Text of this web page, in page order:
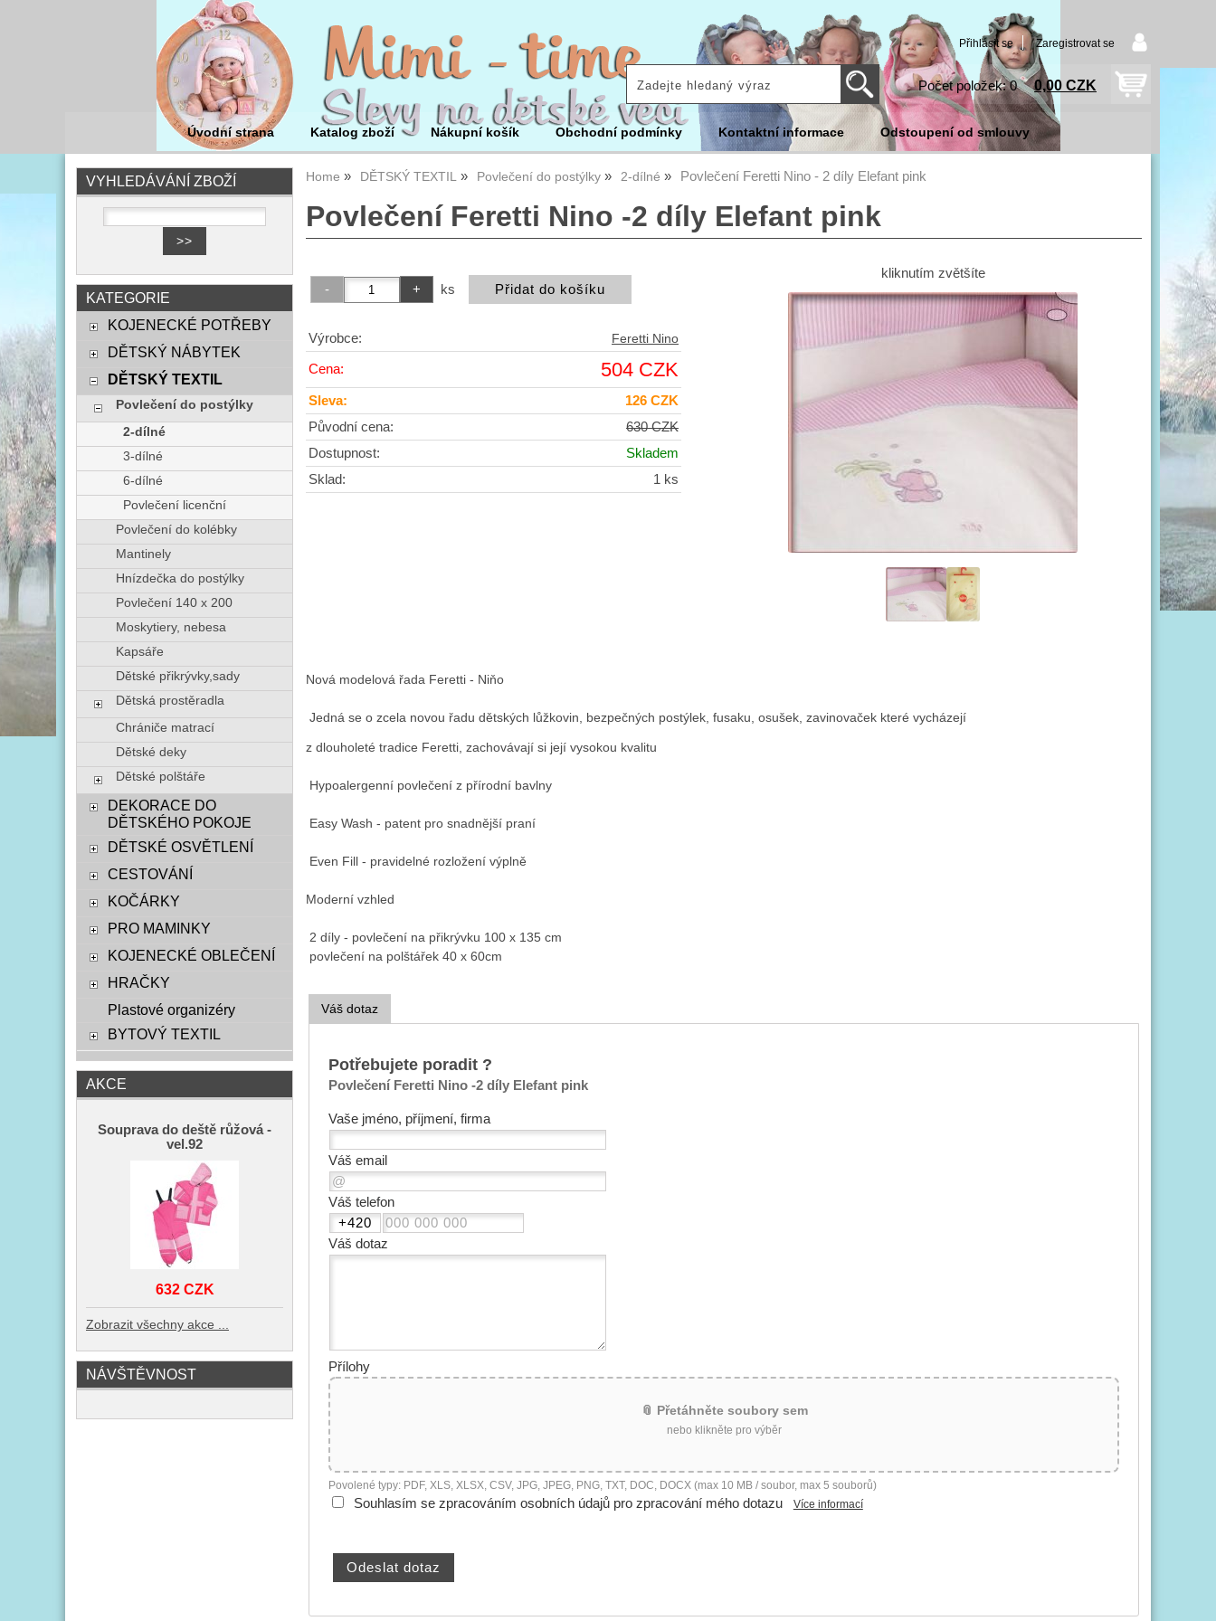
Přihlásit se Zaregistrovat se
Počet položek: 0 0,00 CZK
Úvodní strana Katalog zboží Nákupní košík Obchodní podmínky Kontaktní informace Odstoupení od smlouvy
Home DĚTSKÝ TEXTIL Povlečení do postýlky 2-dílné Povlečení Feretti Nino - 2 díly Elefant pink
Povlečení Feretti Nino -2 díly Elefant pink
kliknutím zvětšíte
ks
Výrobce: Feretti Nino
Cena: 504 CZK
Sleva:
126 CZK
Původní cena:
630 CZK
Dostupnost:
Skladem
Sklad:
1 ks
Nová modelová řada Feretti - Niňo
Jedná se o zcela novou řadu dětských lůžkovin, bezpečných postýlek, fusaku, osušek, zavinovaček které vycházejí
z dlouholeté tradice Feretti, zachovávají si její vysokou kvalitu
Hypoalergenní povlečení z přírodní bavlny
Easy Wash - patent pro snadnější praní
Even Fill - pravidelné rozložení výplně
Moderní vzhled
2 díly - povlečení na přikrývku 100 x 135 cm
Váš dotaz
Potřebujete poradit ?
Povlečení Feretti Nino -2 díly Elefant pink
Vaše jméno, příjmení, firma
Váš email
Váš telefon
Váš dotaz
Přílohy
📎 Přetáhněte soubory sem
nebo klikněte pro výběr
Povolené typy: PDF, XLS, XLSX, CSV, JPG, JPEG, PNG, TXT, DOC, DOCX (max 10 MB / soubor, max 5 souborů)
Souhlasím se zpracováním osobních údajů pro zpracování mého dotazu Více informací
VYHLEDÁVÁNÍ ZBOŽÍ
KATEGORIE
KOJENECKÉ POTŘEBY
DĚTSKÝ NÁBYTEK
DĚTSKÝ TEXTIL
Povlečení do postýlky
2-dílné
3-dílné
6-dílné
Povlečení licenční
Povlečení do kolébky
Mantinely
Hnízdečka do postýlky
Povlečení 140 x 200
Moskytiery, nebesa
Kapsáře
Dětské přikrývky,sady
Dětská prostěradla
Chrániče matrací
Dětské deky
Dětské polštáře
DEKORACE DO
DĚTSKÉHO POKOJE
DĚTSKÉ OSVĚTLENÍ
CESTOVÁNÍ
KOČÁRKY
PRO MAMINKY
KOJENECKÉ OBLEČENÍ
HRAČKY
Plastové organizéry
BYTOVÝ TEXTIL
AKCE
Souprava do deště růžová -
vel.92
632 CZK
Zobrazit všechny akce ...
NÁVŠTĚVNOST